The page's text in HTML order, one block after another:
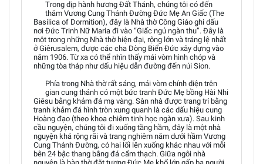
Trong dịp hành hương Đất Thánh, chúng tôi có đến
thăm Vương Cung Thánh Đường Đức Mẹ An Giấc (The
Basilica of Dormition), đây là Nhà thờ Công Giáo ghi dấu
nơi Đức Trinh Nữ Maria đi vào “Giấc ngủ ngàn thu”. Đây là
một trong những Nhà thờ hiện đại, rộng lớn và tráng lệ nhất
ở Giêrusalem, được các cha Dòng Biển Đức xây dựng vào
năm 1906. Từ xa có thể nhìn thấy mái vòm hình chóp và
những tòa tháp như dấu hiệu dẫn đường đến núi Sion.
Phía trong Nhà thờ rất sáng, mái vòm chính diện trên
gian cung thánh có một bức tranh Đức Mẹ bồng Hài Nhi
Giêsu bằng khảm đá mạ vàng. Sàn nhà được trang trí bằng
tranh khảm đá hình tròn xung quanh là các dấu hiệu cung
Hoàng đạo (theo khoa chiêm tinh học ngàn xưa). Sau kinh
cầu nguyện, chúng tôi đi xuống tầng hầm, đây là một nhà
nguyện khá rộng rãi và trang nghiêm năm dưới hầm Vương
Cung Thánh Đường, có hai lối lên xuống khác nhau với mỗi
bên 24 bậc thang bằng đá cẩm thạch. Giữa ngôi nhà